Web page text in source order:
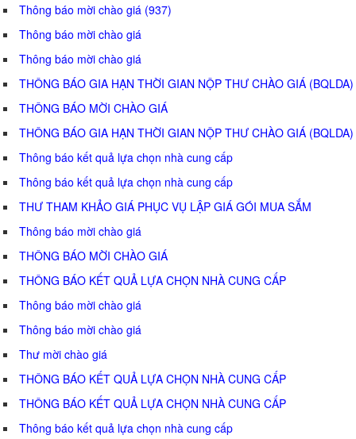
Thông báo mời chào giá (937)
Thông báo mời chào giá
Thông báo mời chào giá
THÔNG BÁO GIA HẠN THỜI GIAN NỘP THƯ CHÀO GIÁ (BQLDA)
THÔNG BÁO MỜI CHÀO GIÁ
THÔNG BÁO GIA HẠN THỜI GIAN NỘP THƯ CHÀO GIÁ (BQLDA)
Thông báo kết quả lựa chọn nhà cung cấp
Thông báo kết quả lựa chọn nhà cung cấp
THƯ THAM KHẢO GIÁ PHỤC VỤ LẬP GIÁ GÓI MUA SẮM
Thông báo mời chào giá
THÔNG BÁO MỜI CHÀO GIÁ
THÔNG BÁO KẾT QUẢ LỰA CHỌN NHÀ CUNG CẤP
Thông báo mời chào giá
Thông báo mời chào giá
Thư mời chào giá
THÔNG BÁO KẾT QUẢ LỰA CHỌN NHÀ CUNG CẤP
THÔNG BÁO KẾT QUẢ LỰA CHỌN NHÀ CUNG CẤP
Thông báo kết quả lựa chọn nhà cung cấp